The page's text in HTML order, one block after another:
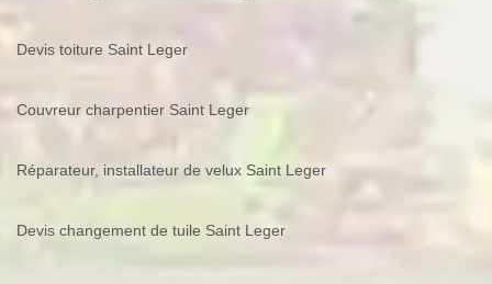
Devis toiture Saint Leger
Couvreur charpentier Saint Leger
Réparateur, installateur de velux Saint Leger
Devis changement de tuile Saint Leger